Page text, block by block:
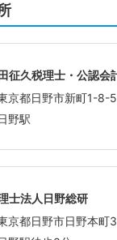
征久税理士・公認会
京都日野市新町1-8-
野駅
士法人日野総研
京都日野市日野本町